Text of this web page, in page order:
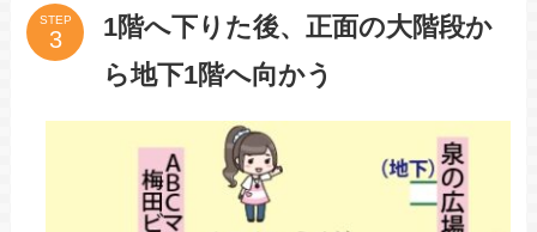
STEP
1階へ下りた後、正面の大階段か
ら地下1階へ向かう